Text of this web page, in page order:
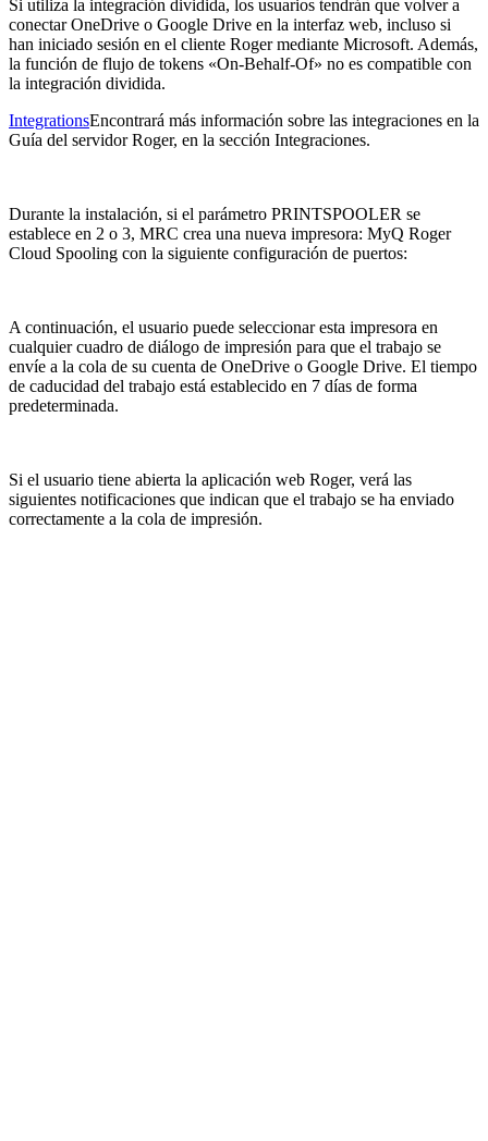
Si utiliza la integración dividida, los usuarios tendrán que volver a
conectar OneDrive o Google Drive en la interfaz web, incluso si
han iniciado sesión en el cliente Roger mediante Microsoft. Además,
la función de flujo de tokens «On-Behalf-Of» no es compatible con
la integración dividida.
IntegrationsEncontrará más información sobre las integraciones en la
Guía del servidor Roger, en la sección Integraciones.
Durante la instalación, si el parámetro PRINTSPOOLER se
establece en 2 o 3, MRC crea una nueva impresora: MyQ Roger
Cloud Spooling con la siguiente configuración de puertos:
A continuación, el usuario puede seleccionar esta impresora en
cualquier cuadro de diálogo de impresión para que el trabajo se
envíe a la cola de su cuenta de OneDrive o Google Drive. El tiempo
de caducidad del trabajo está establecido en 7 días de forma
predeterminada.
Si el usuario tiene abierta la aplicación web Roger, verá las
siguientes notificaciones que indican que el trabajo se ha enviado
correctamente a la cola de impresión.